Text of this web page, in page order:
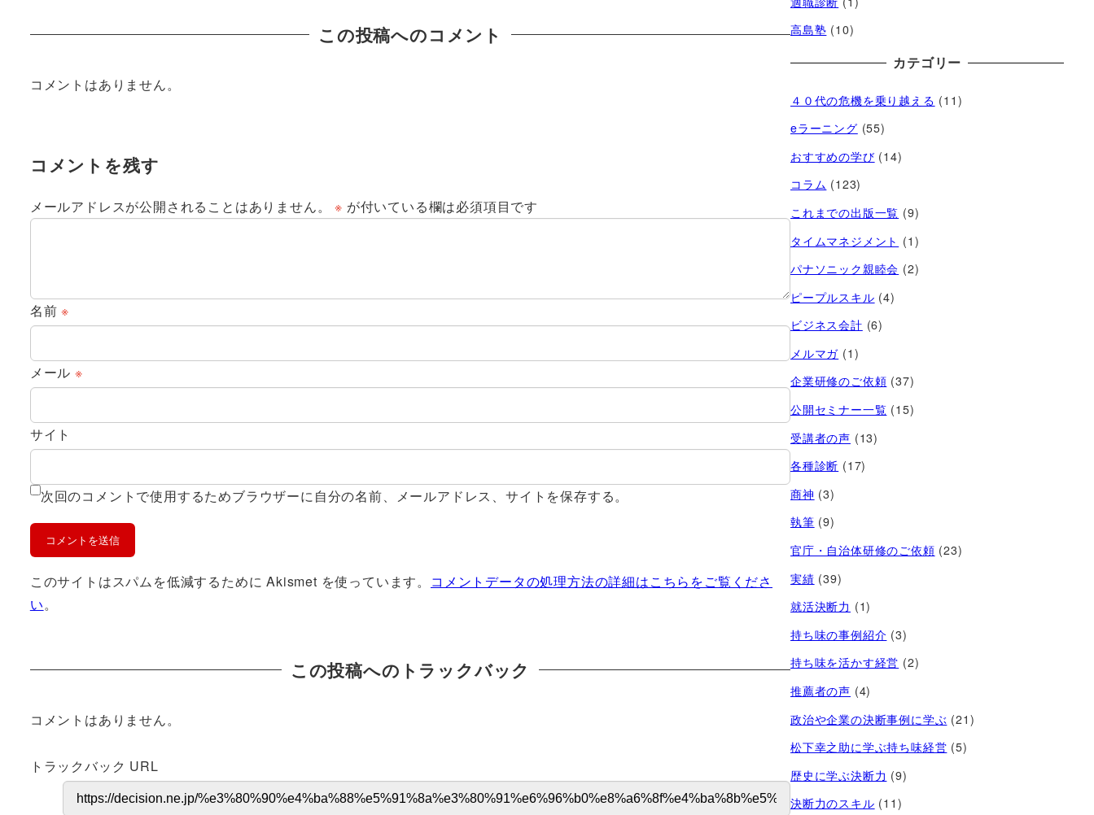
この投稿へのコメント
コメントはありません。
コメントを残す
メールアドレスが公開されることはありません。 ※ が付いている欄は必須項目です
名前※
メール ※
サイト
次回のコメントで使用するためブラウザーに自分の名前、メールアドレス、サイトを保存する。
このサイトはスパムを低減するために Akismet を使っています。 コメントデータの処理方法の詳細はこちらをご覧くださ
い。
この投稿へのトラックバック
コメントはありません。
トラックバック URL
高島塾 (10)
カテゴリー
４０代の危機を乗り越える (11)
eラーニング (55)
おすすめの学び (14)
コラム (123)
これまでの出版一覧 (9)
タイムマネジメント (1)
パナソニック親睦会 (2)
ピープルスキル (4)
ビジネス会計 (6)
メルマガ (1)
企業研修のご依頼 (37)
公開セミナー一覧 (15)
受講者の声 (13)
各種診断 (17)
商神 (3)
執筆 (9)
官庁・自治体研修のご依頼 (23)
実績 (39)
就活決断力 (1)
持ち味の事例紹介 (3)
持ち味を活かす経営​ (2)
推薦者の声 (4)
政治や企業の決断事例に学ぶ (21)
松下幸之助に学ぶ持ち味経営 (5)
歴史に学ぶ決断力 (9)
決断力のスキル (11)